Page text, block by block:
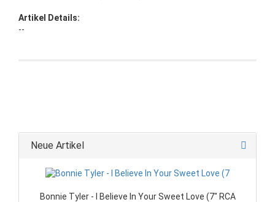
Artikel Details:
--
Neue Artikel
Bonnie Tyler - I Believe In Your Sweet Love (7" RCA